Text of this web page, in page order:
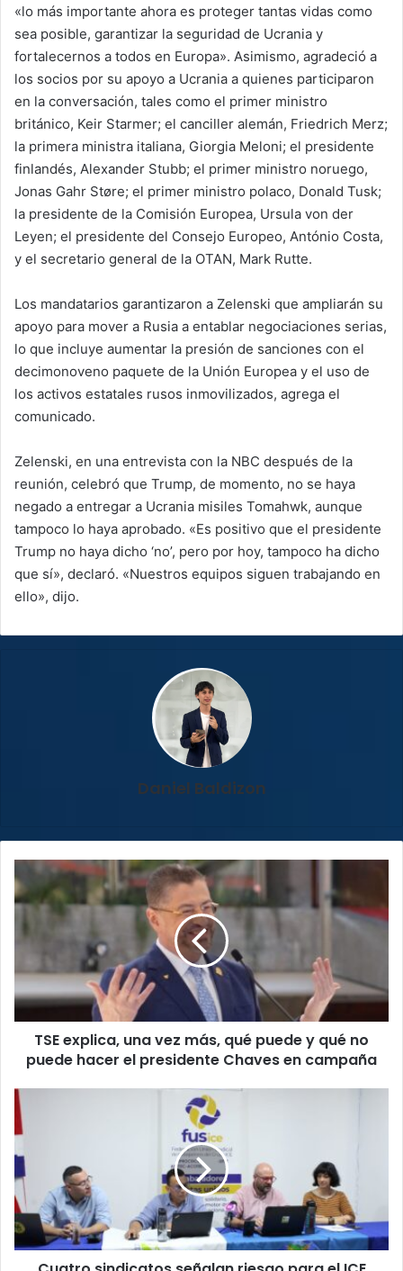
«lo más importante ahora es proteger tantas vidas como
sea posible, garantizar la seguridad de Ucrania y
fortalecernos a todos en Europa». Asimismo, agradeció a
los socios por su apoyo a Ucrania a quienes participaron
en la conversación, tales como el primer ministro
británico, Keir Starmer; el canciller alemán, Friedrich Merz;
la primera ministra italiana, Giorgia Meloni; el presidente
finlandés, Alexander Stubb; el primer ministro noruego,
Jonas Gahr Støre; el primer ministro polaco, Donald Tusk;
la presidente de la Comisión Europea, Ursula von der
Leyen; el presidente del Consejo Europeo, António Costa,
y el secretario general de la OTAN, Mark Rutte.
Los mandatarios garantizaron a Zelenski que ampliarán su
apoyo para mover a Rusia a entablar negociaciones serias,
lo que incluye aumentar la presión de sanciones con el
decimonoveno paquete de la Unión Europea y el uso de
los activos estatales rusos inmovilizados, agrega el
comunicado.
Zelenski, en una entrevista con la NBC después de la
reunión, celebró que Trump, de momento, no se haya
negado a entregar a Ucrania misiles Tomahwk, aunque
tampoco lo haya aprobado. «Es positivo que el presidente
Trump no haya dicho ‘no’, pero por hoy, tampoco ha dicho
que sí», declaró. «Nuestros equipos siguen trabajando en
ello», dijo.
Daniel Baldizon
TSE
explica,
una
más,
puede
y
qué
puede
el
presidente
Chaves
en
campaña
TSE explica, una vez más, qué puede y qué no
puede hacer el presidente Chaves en campaña
Cuatro
sindicatos
señalan
riesgo
para
ICE
por
atrasos